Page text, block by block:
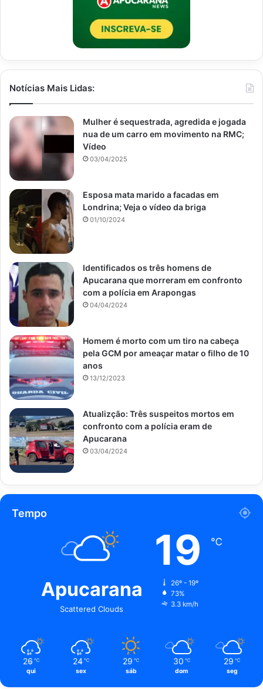
Notícias Mais Lidas:
Mulher é sequestrada, agredida e jogada
nua de um carro em movimento na RMC;
Vídeo
03/04/2025
Esposa mata marido a facadas em
Londrina; Veja o vídeo da briga
01/10/2024
Identificados os três homens de
Apucarana que morreram em confronto
com a polícia em Arapongas
04/04/2024
Homem é morto com um tiro na cabeça
pela GCM por ameaçar matar o filho de 10
anos
13/12/2023
Atualizção: Três suspeitos mortos em
confronto com a polícia eram de
Apucarana
03/04/2024
Tempo
Apucarana
Scattered Clouds
19 ℃
26º - 19º
73%
3.3 km/h
26 ℃
qui
24 ℃
sex
29 ℃
sáb
30 ℃
dom
29 ℃
seg